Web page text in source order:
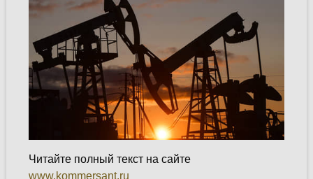
Читайте полный текст на сайте
www.kommersant.ru